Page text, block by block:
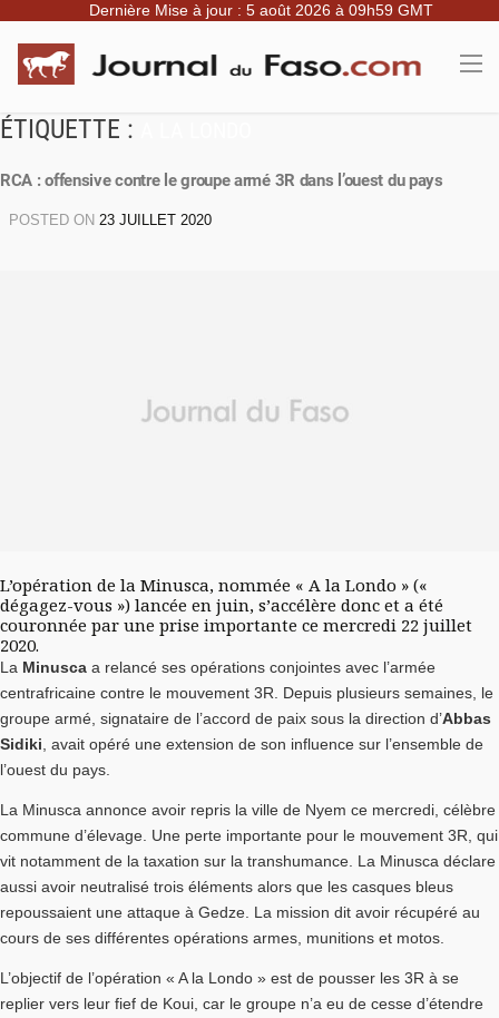
Dernière Mise à jour : 5 août 2026 à 09h59 GMT
ÉTIQUETTE :
RCA : offensive contre le groupe armé 3R dans l’ouest du pays
POSTED ON 23 JUILLET 2020
L’opération de la Minusca, nommée « A la Londo » («
dégagez-vous ») lancée en juin, s’accélère donc et a été
couronnée par une prise importante ce mercredi 22 juillet
2020.
La Minusca a relancé ses opérations conjointes avec l’armée
centrafricaine contre le mouvement 3R. Depuis plusieurs semaines, le
groupe armé, signataire de l’accord de paix sous la direction d’Abbas
Sidiki, avait opéré une extension de son influence sur l’ensemble de
l’ouest du pays.
La Minusca annonce avoir repris la ville de Nyem ce mercredi, célèbre
commune d’élevage. Une perte importante pour le mouvement 3R, qui
vit notamment de la taxation sur la transhumance. La Minusca déclare
aussi avoir neutralisé trois éléments alors que les casques bleus
repoussaient une attaque à Gedze. La mission dit avoir récupéré au
cours de ses différentes opérations armes, munitions et motos.
L’objectif de l’opération « A la Londo » est de pousser les 3R à se
replier vers leur fief de Koui, car le groupe n’a eu de cesse d’étendre